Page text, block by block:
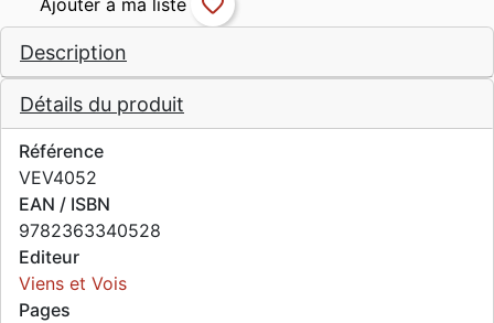
Description
Détails du produit
Référence
VEV4052
EAN / ISBN
9782363340528
Editeur
Viens et Vois
Pages